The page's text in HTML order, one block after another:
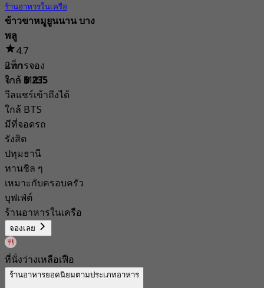
ร้านอาหารในเครือ
ข้าวขาหมูยูนนาน บาง
พลู
4.7
2 การจอง
จาก ฿ 235
แท็ก
ใกล้ MRT
วีลแชร์เข้าถึงได้
ใกล้ BTS
มีที่จอดรถ
รังสิต
ปทุมธานี
ทานชิล ๆ
เหมาะกับครอบครัว
บุฟเฟ่ต์
ร้านอาหารในเครือ
จองเลย
ที่นั่งว่างเหลือเฟือ
ร้านอาหารยอดนิยมตามประเภทอาหาร